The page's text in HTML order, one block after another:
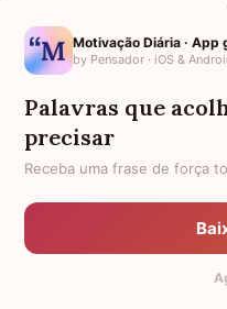
LUTO PARA TIO
AGRADECIMENTO PARA
HOMENAGEM PARA AMIGA
HOMENAGEM A FILHO
TODAS
Motivação Diária · App
by Pensador · iOS &
Palavras que
precisar
Receba uma frase de força